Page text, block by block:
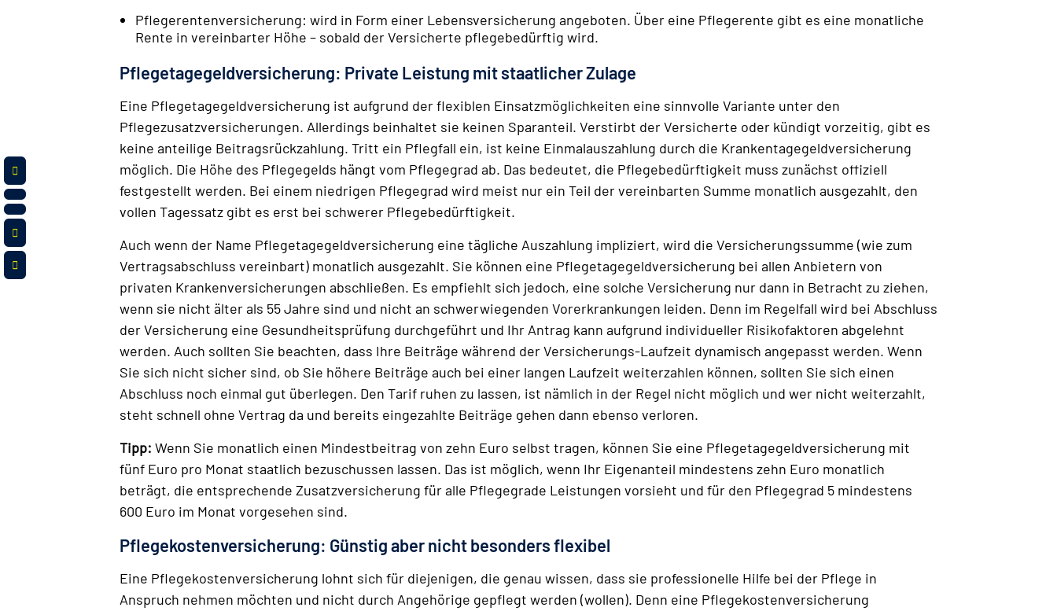
Pflegerenten­versicherung: wird in Form einer Lebensversicherung angeboten. Über eine Pflegerente gibt es eine monatliche
Rente in vereinbarter Höhe – sobald der Versicherte pflegebedürftig wird.
Pflegetagegeldversicherung: Private Leistung mit staatlicher Zulage
Eine Pflegetagegeldversicherung ist aufgrund der flexiblen Einsatzmöglichkeiten eine sinnvolle Variante unter den
Pflegezusatzversicherungen. Allerdings beinhaltet sie keinen Sparanteil. Verstirbt der Versicherte oder kündigt vorzeitig, gibt es
keine anteilige Beitragsrückzahlung. Tritt ein Pflegfall ein, ist keine Einmalauszahlung durch die Krankentagegeldversicherung
möglich. Die Höhe des Pflegegelds hängt vom Pflegegrad ab. Das bedeutet, die Pflegebedürftigkeit muss zunächst offiziell
festgestellt werden. Bei einem niedrigen Pflegegrad wird meist nur ein Teil der vereinbarten Summe monatlich ausgezahlt, den
vollen Tagessatz gibt es erst bei schwerer Pflegebedürftigkeit.
Auch wenn der Name Pflegetagegeldversicherung eine tägliche Auszahlung impliziert, wird die Versicherungssumme (wie zum
Vertragsabschluss vereinbart) monatlich ausgezahlt. Sie können eine Pflegetagegeldversicherung bei allen Anbietern von
privaten Krankenversicherungen abschließen. Es empfiehlt sich jedoch, eine solche Versicherung nur dann in Betracht zu ziehen,
wenn sie nicht älter als 55 Jahre sind und nicht an schwerwiegenden Vorerkrankungen leiden. Denn im Regelfall wird bei Abschluss
der Versicherung eine Gesundheitsprüfung durchgeführt und Ihr Antrag kann aufgrund individueller Risikofaktoren abgelehnt
werden. Auch sollten Sie beachten, dass Ihre Beiträge während der Versicherungs-Laufzeit dynamisch angepasst werden. Wenn
Sie sich nicht sicher sind, ob Sie höhere Beiträge auch bei einer langen Laufzeit weiterzahlen können, sollten Sie sich einen
Abschluss noch einmal gut überlegen. Den Tarif ruhen zu lassen, ist nämlich in der Regel nicht möglich und wer nicht weiterzahlt,
steht schnell ohne Vertrag da und bereits eingezahlte Beiträge gehen dann ebenso verloren.
Tipp: Wenn Sie monatlich einen Mindestbeitrag von zehn Euro selbst tragen, können Sie eine Pflegetagegeldversicherung mit
fünf Euro pro Monat staatlich bezuschussen lassen. Das ist möglich, wenn Ihr Eigenanteil mindestens zehn Euro monatlich
beträgt, die entsprechende Zusatzversicherung für alle Pflegegrade Leistungen vorsieht und für den Pflegegrad 5 mindestens
600 Euro im Monat vorgesehen sind.
Pflegekostenversicherung: Günstig aber nicht besonders flexibel
Eine Pflegekostenversicherung lohnt sich für diejenigen, die genau wissen, dass sie professionelle Hilfe bei der Pflege in
Anspruch nehmen möchten und nicht durch Angehörige gepflegt werden (wollen). Denn eine Pflegekostenversicherung